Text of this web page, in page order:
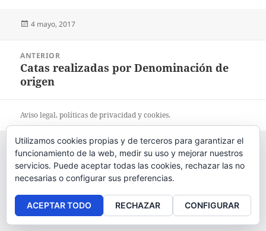
Publicado
4 mayo, 2017
entradas
ANTERIOR
Entrada
anterior:
Catas realizadas por Denominación de
origen
Aviso legal, políticas deprivacidadycookies.
Utilizamos cookies propias y de terceros para garantizar el
funcionamiento de la web, medir su uso y mejorar nuestros
servicios. Puede aceptar todas las cookies, rechazar las no
necesarias o configurar sus preferencias.
ACEPTAR TODO RECHAZAR CONFIGURAR